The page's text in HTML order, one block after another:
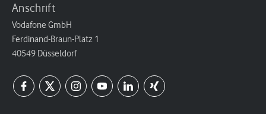
Anschrift
Vodafone GmbH
Ferdinand-Braun-Platz 1
40549 Düsseldorf